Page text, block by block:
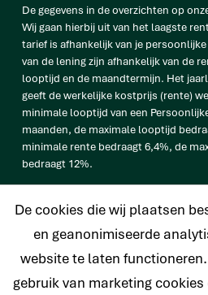
De gegevens in de overzichten op
Wij gaan hierbij uit van het laagste
tarief is afhankelijk van je
van de lening zijn afhankelijk van de
looptijd en de maandtermijn. Het
geeft de werkelijke kostprijs (rente)
minimale looptijd van een
maanden, de maximale looptijd
minimale rente bedraagt 6,4%, de
bedraagt 12%.
bedraagt € 33.638 op basis van een
een maandtermijn van € 280,32 en
De cookies die wij plaatsen
en geanonimiseerde
website te laten
gebruik van marketing